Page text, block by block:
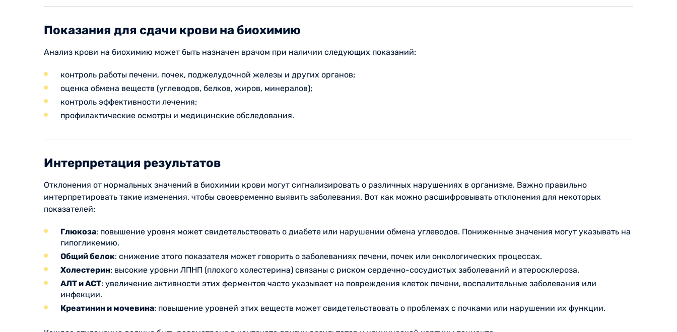
Показания для сдачи крови на биохимию
Анализ крови на биохимию может быть назначен врачом при наличии следующих показаний:
контроль работы печени, почек, поджелудочной железы и других органов;
оценка обмена веществ (углеводов, белков, жиров, минералов);
контроль эффективности лечения;
профилактические осмотры и медицинские обследования.
Интерпретация результатов
Отклонения от нормальных значений в биохимии крови могут сигнализировать о различных нарушениях в организме. Важно правильно
интерпретировать такие изменения, чтобы своевременно выявить заболевания. Вот как можно расшифровывать отклонения для некоторых
показателей:
Глюкоза: повышение уровня может свидетельствовать о диабете или нарушении обмена углеводов. Пониженные значения могут указывать на
гипогликемию.
Общий белок: снижение этого показателя может говорить о заболеваниях печени, почек или онкологических процессах.
Холестерин: высокие уровни ЛПНП (плохого холестерина) связаны с риском сердечно-сосудистых заболеваний и атеросклероза.
АЛТ и АСТ: увеличение активности этих ферментов часто указывает на повреждения клеток печени, воспалительные заболевания или
инфекции.
Креатинин и мочевина: повышение уровней этих веществ может свидетельствовать о проблемах с почками или нарушении их функции.